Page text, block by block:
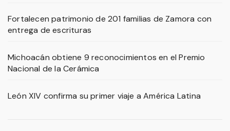
Fortalecen patrimonio de 201 familias de Zamora con
entrega de escrituras
Michoacán obtiene 9 reconocimientos en el Premio
Nacional de la Cerámica
León XIV confirma su primer viaje a América Latina